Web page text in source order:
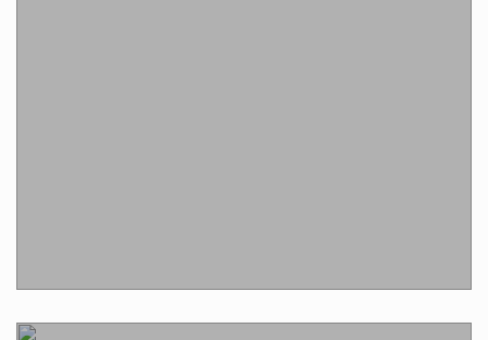
Подробнее